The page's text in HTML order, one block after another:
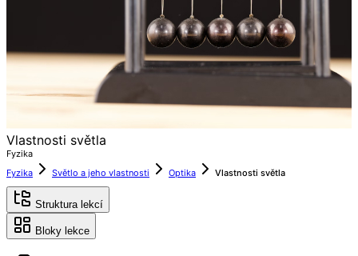
Vlastnosti světla
Fyzika
Fyzika
Světlo a jeho vlastnosti Optika Vlastnosti světla
Struktura lekcí
Bloky lekce